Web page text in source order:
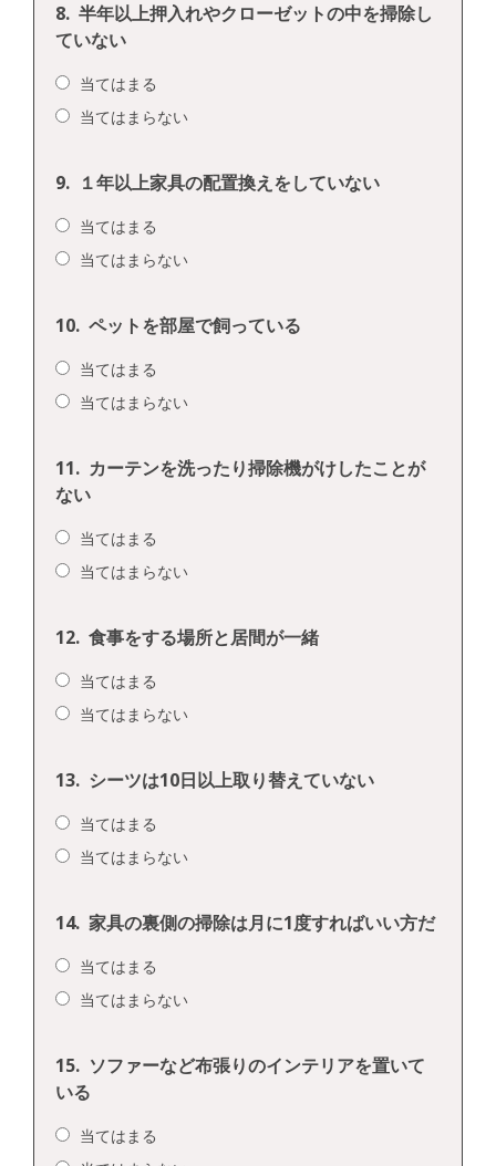
8. 半年以上押入れやクローゼットの中を掃除し
ていない
当てはまる
当てはまらない
9. １年以上家具の配置換えをしていない
当てはまる
当てはまらない
10. ペットを部屋で飼っている
当てはまる
当てはまらない
11. カーテンを洗ったり掃除機がけしたことが
ない
当てはまる
当てはまらない
12. 食事をする場所と居間が一緒
当てはまる
当てはまらない
13. シーツは10日以上取り替えていない
当てはまる
当てはまらない
14. 家具の裏側の掃除は月に1度すればいい方だ
当てはまる
当てはまらない
15. ソファーなど布張りのインテリアを置いて
いる
当てはまる